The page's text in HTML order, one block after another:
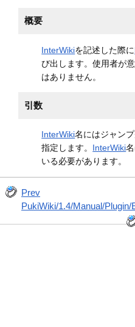
概要
InterWikiを記述した際に
び出します。使用者が
はありません。
引数
InterWiki名にはジャン
指定します。 InterWiki
いる必要があります。
Prev
PukiWiki/1.4/Manual/Plugin/